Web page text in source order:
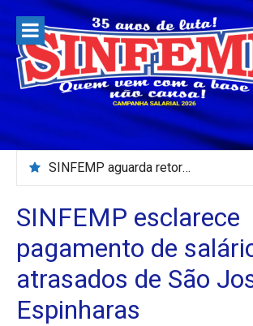
para
conteúdo
SINFEMP aguarda retorno as demandas dos servidores de Patos até dia 13 de agosto
SINFEMP esclarece
pagamento de
atrasados de São
Espinharas